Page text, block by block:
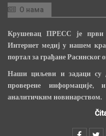
О нама
Крушевац ПРЕСС је први
Интернет медиј у нашем
портал за грађане Расинског
Наши циљеви и задаци су
проверене
аналитичким новинарством.